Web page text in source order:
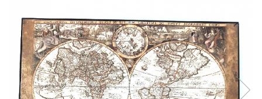
Bijuterii Mirese
Selectii
Reduceri
Cele mai noi
Cele mai vandute